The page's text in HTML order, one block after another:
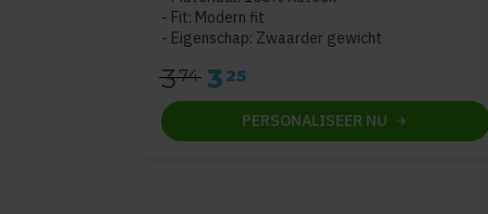
Fit: Modern fit
Eigenschap: Zwaarder gewicht
374 3 25
PERSONALISEER NU